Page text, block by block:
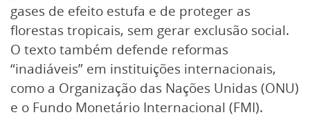
gases de efeito estufa e de proteger as
florestas tropicais, sem gerar exclusão social.
O texto também defende reformas
“inadiáveis” em instituições internacionais,
como a Organização das Nações Unidas (ONU)
e o Fundo Monetário Internacional (FMI).